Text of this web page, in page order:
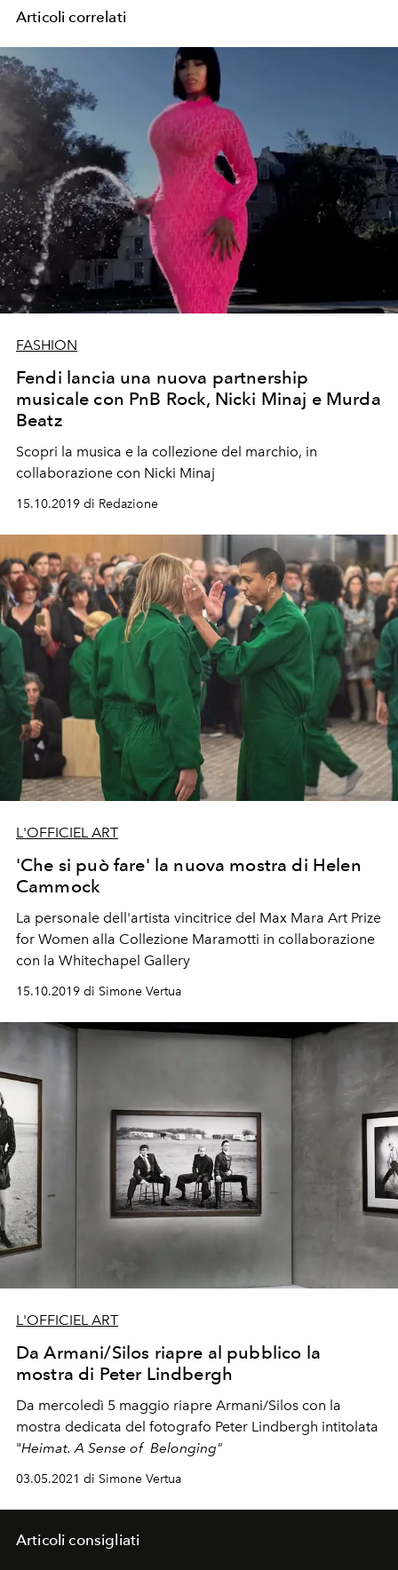
Articoli correlati
FASHION
Fendi lancia una nuova partnership
musicale con PnB Rock, Nicki Minaj e Murda
Beatz
Scopri la musica e la collezione del marchio, in
collaborazione con Nicki Minaj
15.10.2019 di Redazione
L'OFFICIEL ART
'Che si può fare' la nuova mostra di Helen
Cammock
La personale dell'artista vincitrice del Max Mara Art Prize
for Women alla Collezione Maramotti in collaborazione
con la Whitechapel Gallery
15.10.2019 di Simone Vertua
L'OFFICIEL ART
Da Armani/Silos riapre al pubblico la
mostra di Peter Lindbergh
Da mercoledì 5 maggio riapre Armani/Silos con la
mostra dedicata del fotografo Peter Lindbergh intitolata
"Heimat. A Sense of Belonging"
03.05.2021 di Simone Vertua
Articoli consigliati